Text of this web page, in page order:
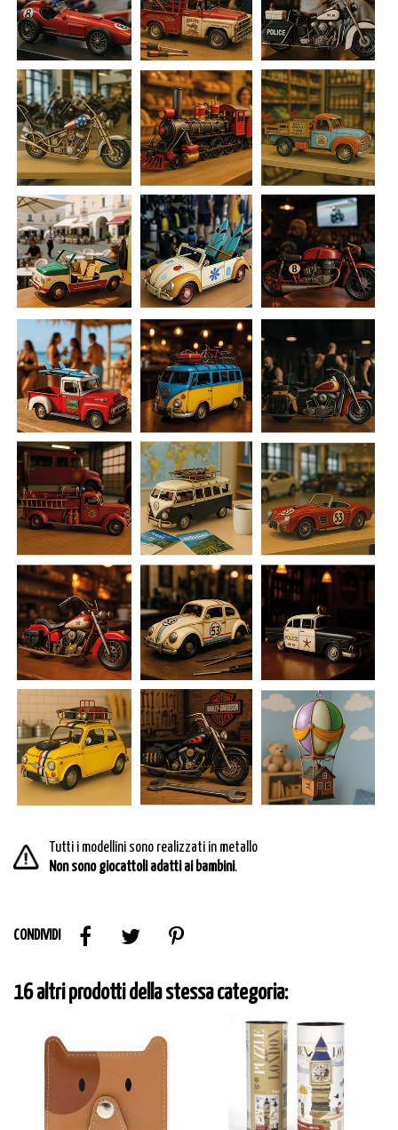
Tutti i modellini sono realizzati in metallo
Non sono giocattoli adatti ai bambini.
CONDIVIDI
16 altri prodotti della stessa categoria: